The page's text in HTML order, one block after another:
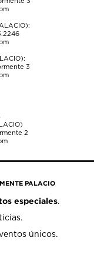
3
2
PALACIO
especiales.
únicos.